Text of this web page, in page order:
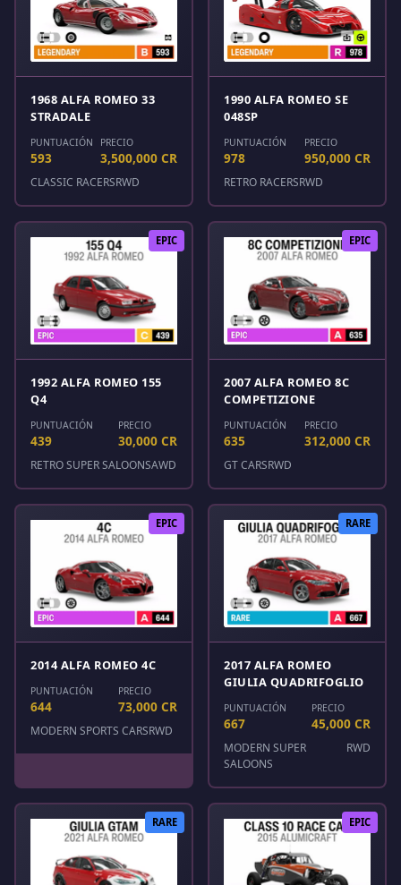
1968 ALFA ROMEO 33
STRADALE
PUNTUACIÓN
593
PRECIO
3,500,000 CR
CLASSIC RACERSRWD
1990 ALFA ROMEO SE
048SP
PUNTUACIÓN
978
PRECIO
950,000 CR
RETRO RACERSRWD
EPIC
1992 ALFA ROMEO 155
Q4
PUNTUACIÓN
439
PRECIO
30,000 CR
RETRO SUPER SALOONSAWD
EPIC
2007 ALFA ROMEO 8C
COMPETIZIONE
PUNTUACIÓN
635
PRECIO
312,000 CR
GT CARSRWD
EPIC
2014 ALFA ROMEO 4C
PUNTUACIÓN
644
PRECIO
73,000 CR
MODERN SPORTS CARSRWD
RARE
2017 ALFA ROMEO
GIULIA QUADRIFOGLIO
PUNTUACIÓN
667
PRECIO
45,000 CR
MODERN SUPER
SALOONS
RWD
RARE EPIC